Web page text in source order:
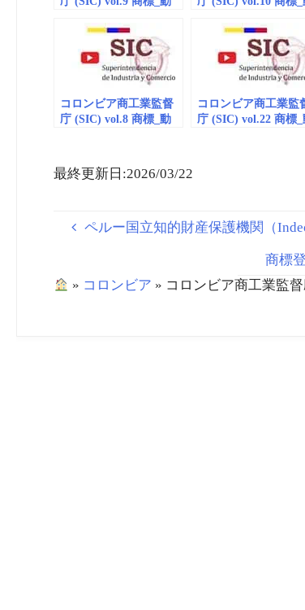
コロンビア商工業監督
庁 (SIC) vol.8 商標_動
コロンビア商工業監
庁 (SIC) vol.22 商標_
最終更新日:2026/03/22
ペルー国立知的財産保護機関（
商標
» コロンビア » コロンビア商工業監督